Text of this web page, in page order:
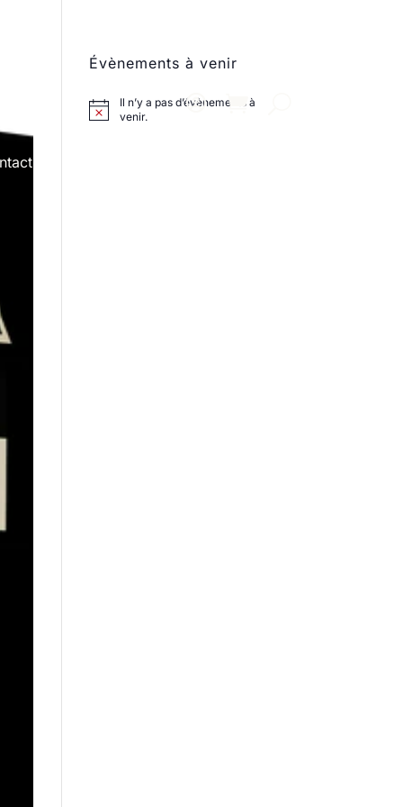
Évènements à venir
Il n’y a pas d’évènements à
venir.